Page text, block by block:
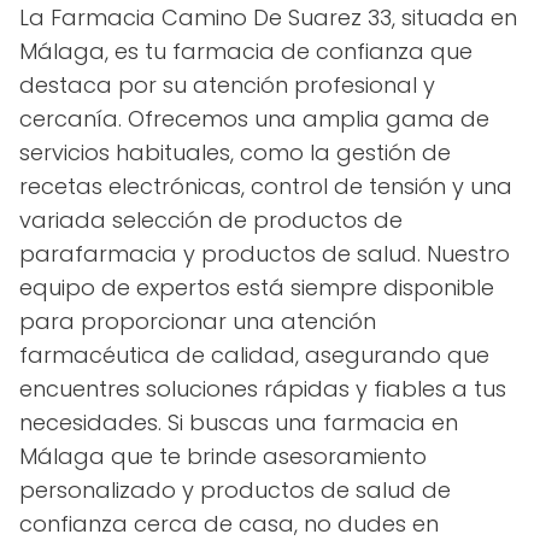
La Farmacia Camino De Suarez 33, situada en
Málaga, es tu farmacia de confianza que
destaca por su atención profesional y
cercanía. Ofrecemos una amplia gama de
servicios habituales, como la gestión de
recetas electrónicas, control de tensión y una
variada selección de productos de
parafarmacia y productos de salud. Nuestro
equipo de expertos está siempre disponible
para proporcionar una atención
farmacéutica de calidad, asegurando que
encuentres soluciones rápidas y fiables a tus
necesidades. Si buscas una farmacia en
Málaga que te brinde asesoramiento
personalizado y productos de salud de
confianza cerca de casa, no dudes en